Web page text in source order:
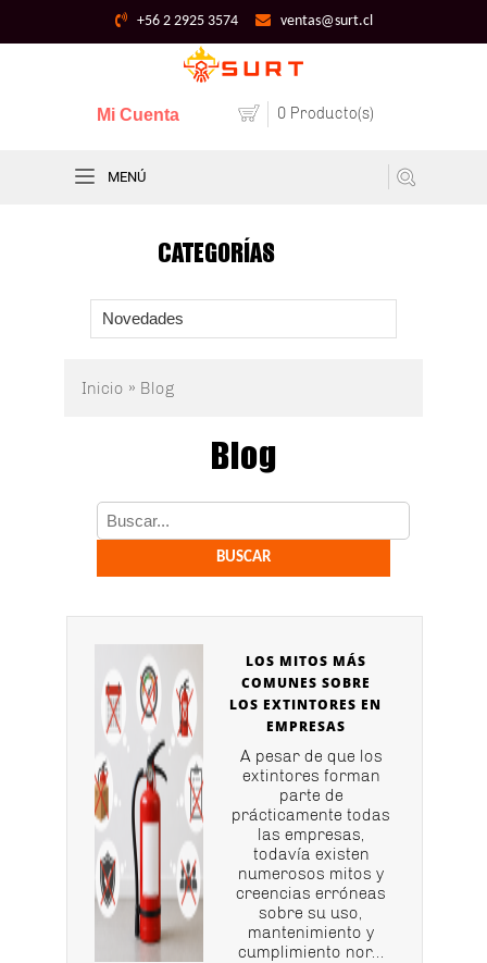
+56 2 2925 3574 ventas@surt.cl
0 Producto(s)
Mi Cuenta
MENÚ
CATEGORÍAS
Novedades
Inicio » Blog
Blog
LOS MITOS MÁS
COMUNES SOBRE
LOS EXTINTORES EN
EMPRESAS
A pesar de que los
extintores forman
parte de
prácticamente todas
las empresas,
todavía existen
numerosos mitos y
creencias erróneas
sobre su uso,
mantenimiento y
cumplimiento nor...